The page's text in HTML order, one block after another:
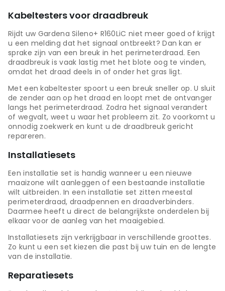
Kabeltesters voor draadbreuk
Rijdt uw Gardena Sileno+ R160LiC niet meer goed of krijgt
u een melding dat het signaal ontbreekt? Dan kan er
sprake zijn van een breuk in het perimeterdraad. Een
draadbreuk is vaak lastig met het blote oog te vinden,
omdat het draad deels in of onder het gras ligt.
Met een kabeltester spoort u een breuk sneller op. U sluit
de zender aan op het draad en loopt met de ontvanger
langs het perimeterdraad. Zodra het signaal verandert
of wegvalt, weet u waar het probleem zit. Zo voorkomt u
onnodig zoekwerk en kunt u de draadbreuk gericht
repareren.
Installatiesets
Een installatie set is handig wanneer u een nieuwe
maaizone wilt aanleggen of een bestaande installatie
wilt uitbreiden. In een installatie set zitten meestal
perimeterdraad, draadpennen en draadverbinders.
Daarmee heeft u direct de belangrijkste onderdelen bij
elkaar voor de aanleg van het maaigebied.
Installatiesets zijn verkrijgbaar in verschillende groottes.
Zo kunt u een set kiezen die past bij uw tuin en de lengte
van de installatie.
Reparatiesets